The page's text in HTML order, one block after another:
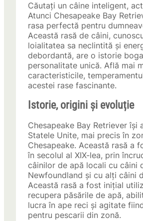
Căutați un câine inteligent,
Atunci Chesapeake Bay
rasa perfectă pentru
Această rasă de câini,
loialitatea sa neclintită și
debordantă, are o istorie
personalitate unică. Află mai
caracteristicile,
acestei rase fascinante.
Istorie, origini și evoluție
Chesapeake Bay Retriever își
Statele Unite, mai precis în
Chesapeake. Această rasă a
în secolul al XIX-lea, prin
câinilor de apă locali cu câini
Newfoundland și cu alți câini
Această rasă a fost inițial
recupera păsările de apă,
lucra în ape reci și agitate
pentru pescarii din zonă.